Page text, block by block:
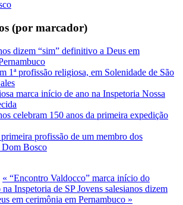
(por marcador)
dizem “sim” definitivo a Deus em
1ª profissão religiosa, em Solenidade de São
marca início de ano na Inspetoria Nossa
celebram 150 anos da primeira expedição
profissão de um membro dos
Dom Bosco
« “Encontro Valdocco” marca início do
na Inspetoria de SPJovens salesianos dizem
em cerimônia em Pernambuco »